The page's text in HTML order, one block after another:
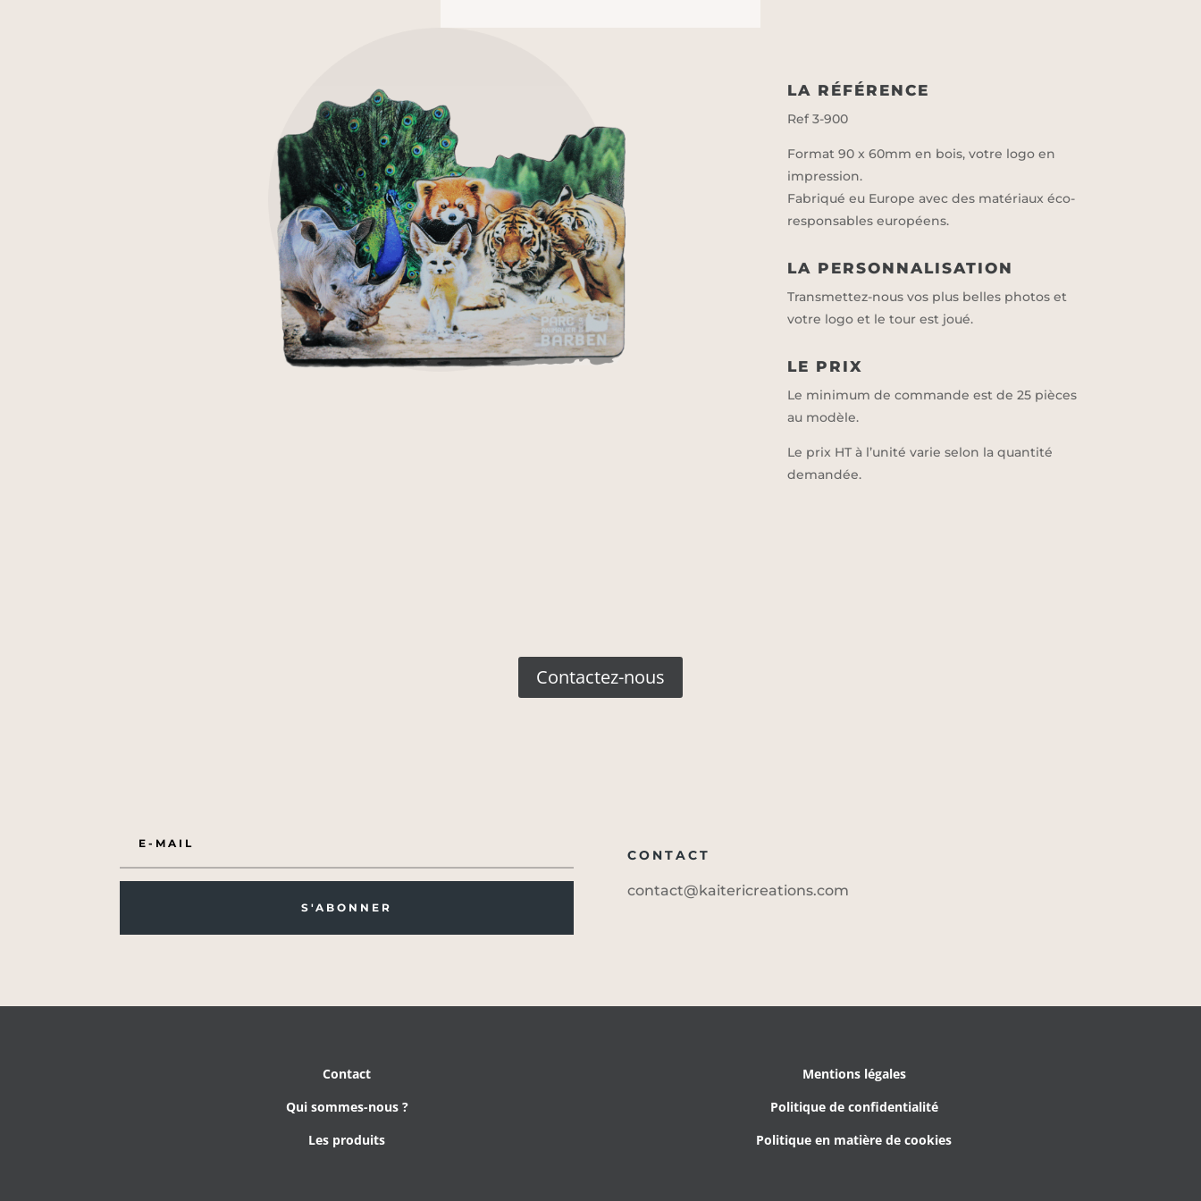
LA RÉFÉRENCE
Ref 3-900
Format 90 x 60mm en bois, votre logo en
impression.
Fabriqué eu Europe avec des matériaux éco-
responsables européens.
LA PERSONNALISATION
Transmettez-nous vos plus belles photos et
votre logo et le tour est joué.
LE PRIX
Le minimum de commande est de 25 pièces
au modèle.
Le prix HT à l’unité varie selon la quantité
demandée.
Contactez-nous
S'ABONNER
CONTACT
contact@kaitericreations.com
Contact
Qui sommes-nous ?
Les produits
Mentions légales
Politique de confidentialité
Politique en matière de cookies